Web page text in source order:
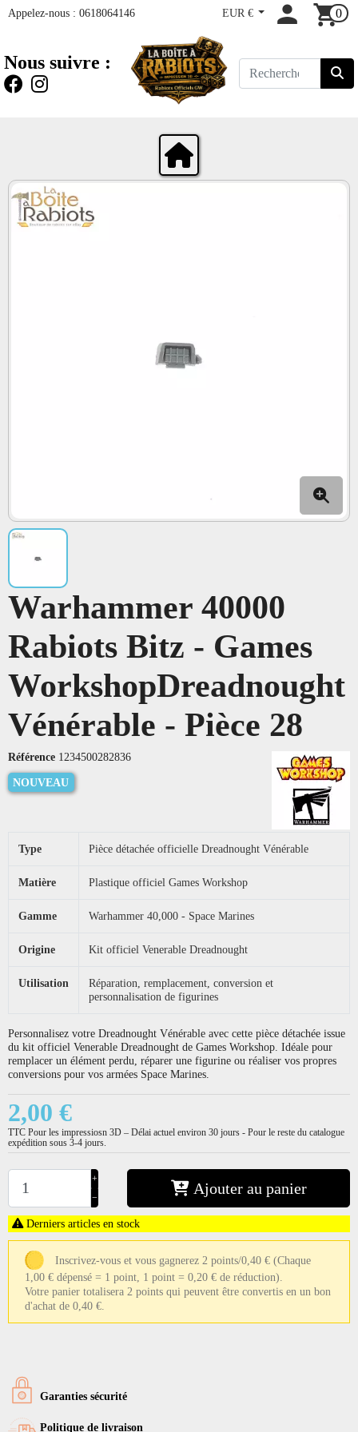
Appelez-nous : 0618064146 EUR € 0
Nous suivre :
Warhammer 40000
Rabiots Bitz - Games
WorkshopDreadnought
Vénérable - Pièce 28
Référence 1234500282836
NOUVEAU
Type Pièce détachée officielle Dreadnought Vénérable
Matière Plastique officiel Games Workshop
Gamme Warhammer 40,000 - Space Marines
Origine Kit officiel Venerable Dreadnought
Utilisation
Réparation, remplacement, conversion et
personnalisation de figurines
Personnalisez votre Dreadnought Vénérable avec cette pièce détachée issue
du kit officiel Venerable Dreadnought de Games Workshop. Idéale pour
remplacer un élément perdu, réparer une figurine ou réaliser vos propres
conversions pour vos armées Space Marines.
2,00 €
TTC Pour les impressiosn 3D – Délai actuel environ 30 jours - Pour le reste du catalogue
expédition sous 3-4 jours.
+
−
Ajouter au panier
Derniers articles en stock
Inscrivez-vous et vous gagnerez 2 points/0,40 € (Chaque
1,00 € dépensé = 1 point, 1 point = 0,20 € de réduction).
Votre panier totalisera 2 points qui peuvent être convertis en un bon
d'achat de 0,40 €.
Garanties sécurité
Politique de livraison